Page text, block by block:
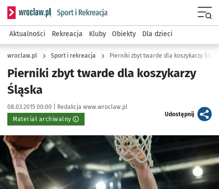
Serwis informacyjny wroclaw.pl podserwis: Sport i rekreacja
Aktualności Rekreacja Kluby Obiekty Dla dzieci
wroclaw.pl Sport i rekreacja Pierniki zbyt twarde dla koszykarzy
Pierniki zbyt twarde dla koszykarzy
Śląska
Data publikacji:
08.03.2015 00:00 | Autor:
Redakcja www.wroclaw.pl
Materiał archiwalny
Udostępnijartykuł
Kliknij, aby powiększyć